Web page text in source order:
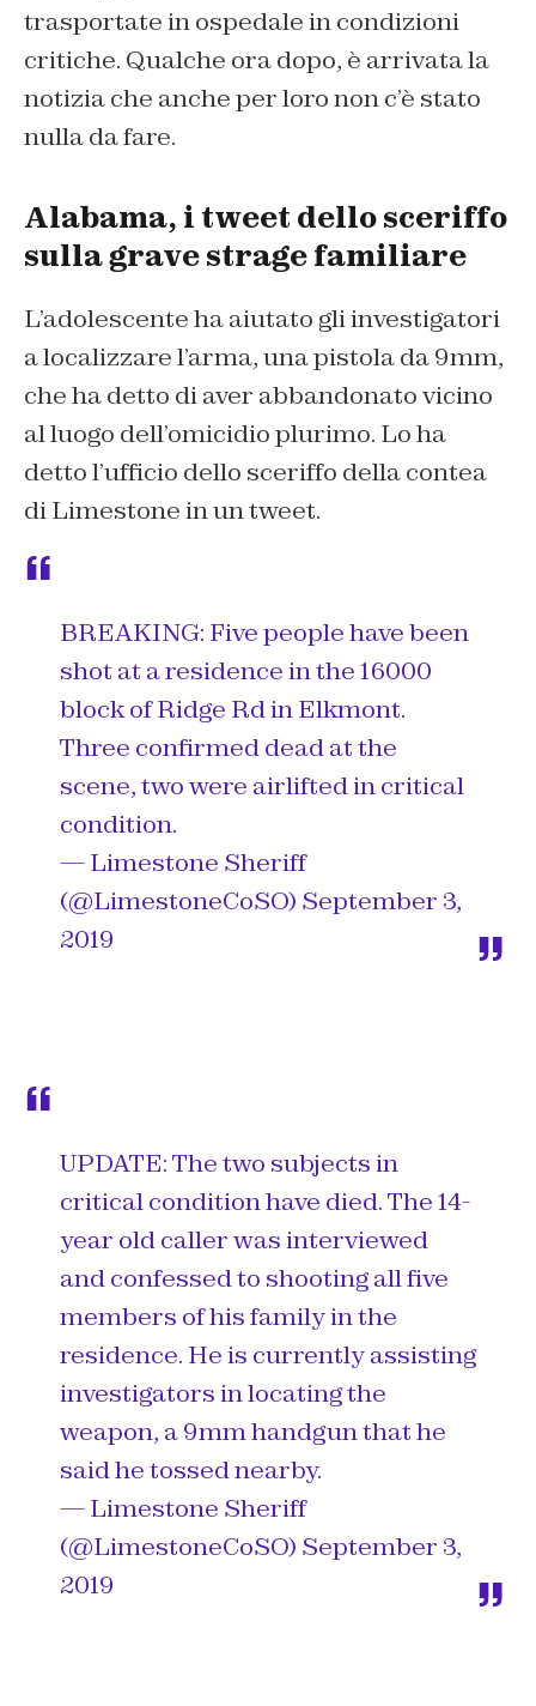
trasportate in ospedale in condizioni
critiche. Qualche ora dopo, è arrivata la
notizia che anche per loro non c’è stato
nulla da fare.
Alabama, i tweet dello sceriffo
sulla grave strage familiare
L’adolescente ha aiutato gli investigatori
a localizzare l’arma, una pistola da 9mm,
che ha detto di aver abbandonato vicino
al luogo dell’omicidio plurimo. Lo ha
detto l’ufficio dello sceriffo della contea
di Limestone in un tweet.
BREAKING: Five people have been
shot at a residence in the 16000
block of Ridge Rd in Elkmont.
Three confirmed dead at the
scene, two were airlifted in critical
condition.
— Limestone Sheriff
(@LimestoneCoSO) September 3,
2019
UPDATE: The two subjects in
critical condition have died. The 14-
year old caller was interviewed
and confessed to shooting all five
members of his family in the
residence. He is currently assisting
investigators in locating the
weapon, a 9mm handgun that he
said he tossed nearby.
— Limestone Sheriff
(@LimestoneCoSO) September 3,
2019